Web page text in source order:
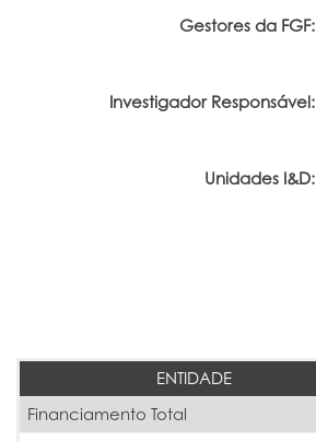
Gestores da FGF:
Investigador Responsável:
Unidades I&D:
ENTIDADE
Financiamento Total